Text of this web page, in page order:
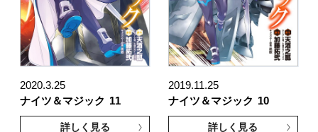
2020.3.25
ナイツ＆マジック 11
詳しく見る
2019.11.25
ナイツ＆マジック 10
詳しく見る